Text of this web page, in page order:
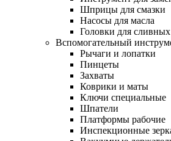
Шприцы для смазки
Насосы для масла
Головки для
Вспомогательный
Рычаги и лопатки
Пинцеты
Захваты
Коврики и маты
Ключи специальные
Шпатели
Платформы рабочие
Инспекционные